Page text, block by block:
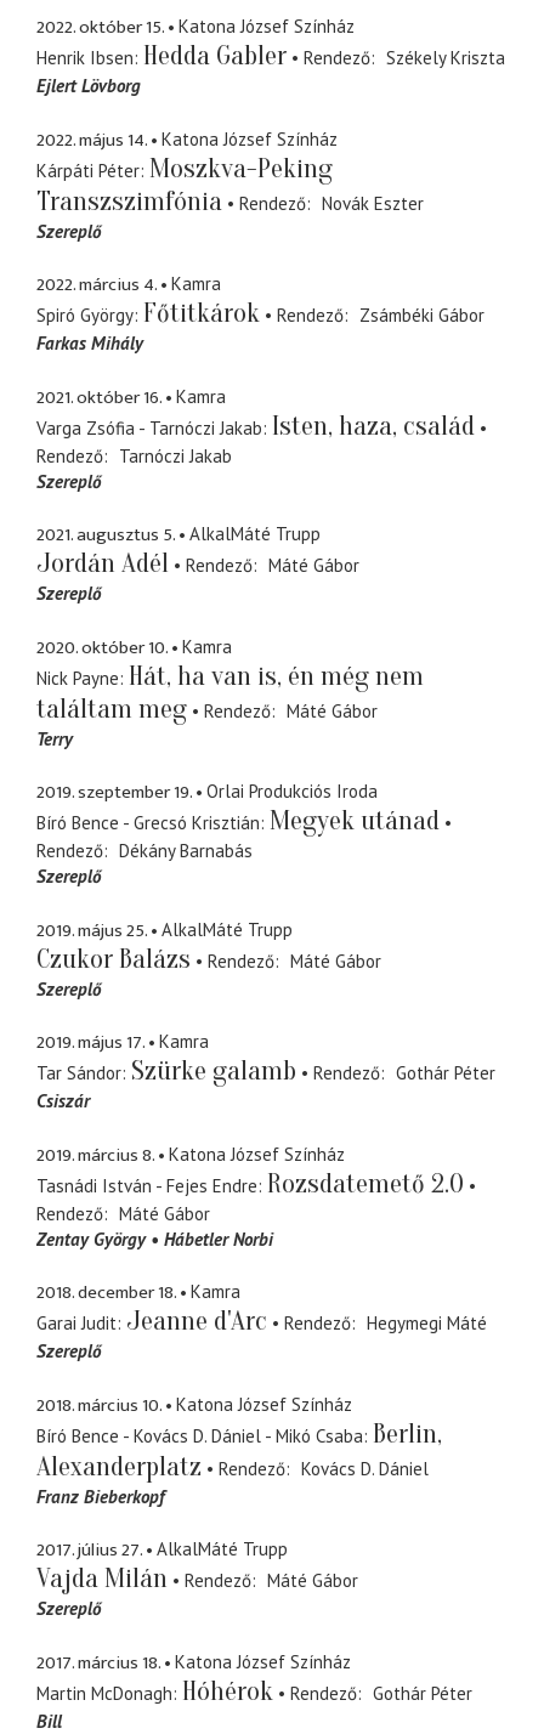
2022. október 15.
Katona József Színház
Henrik Ibsen Hedda Gabler Rendező
Székely Kriszta
Ejlert Lövborg
2022. május 14.
Katona József Színház
Kárpáti Péter Moszkva-Peking
Transzszimfónia
Rendező
Novák Eszter
Szereplő
2022. március 4.
Kamra
Spiró György Főtitkárok Rendező
Zsámbéki Gábor
Farkas Mihály
2021. október 16.
Kamra
Varga Zsófia - Tarnóczi Jakab Isten, haza, család
Rendező
Tarnóczi Jakab
Szereplő
2021. augusztus 5. AlkalMáté Trupp
Jordán Adél Rendező
Máté Gábor
Szereplő
2020. október 10.
Kamra
Nick Payne Hát, ha van is, én még nem
találtam meg
Rendező
Máté Gábor
Terry
2019. szeptember 19.
Orlai Produkciós Iroda
Bíró Bence - Grecsó Krisztián Megyek utánad
Rendező
Dékány Barnabás
Szereplő
2019. május 25. AlkalMáté Trupp
Czukor Balázs Rendező
Máté Gábor
Szereplő
2019. május 17.
Kamra
Tar Sándor Szürke galamb Rendező
Gothár Péter
Csiszár
2019. március 8.
Katona József Színház
Tasnádi István - Fejes Endre Rozsdatemető 2.0
Rendező
Máté Gábor
Zentay György
Hábetler Norbi
2018. december 18.
Kamra
Garai Judit Jeanne d'Arc Rendező
Hegymegi Máté
Szereplő
2018. március 10.
Katona József Színház
Bíró Bence - Kovács D. Dániel - Mikó Csaba Berlin,
Alexanderplatz
Rendező
Kovács D. Dániel
Franz Bieberkopf
2017. július 27. AlkalMáté Trupp
Vajda Milán Rendező
Máté Gábor
Szereplő
2017. március 18.
Katona József Színház
Martin McDonagh Hóhérok Rendező
Gothár Péter
Bill